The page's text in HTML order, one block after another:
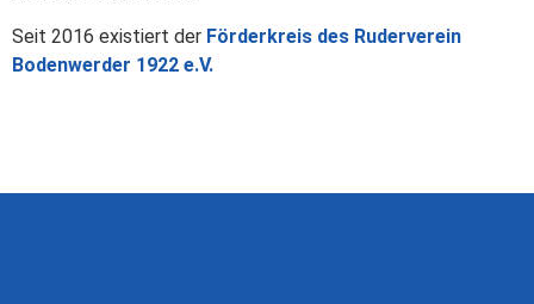
Seit 2016 existiert der Förderkreis des Ruderverein
Bodenwerder 1922 e.V.